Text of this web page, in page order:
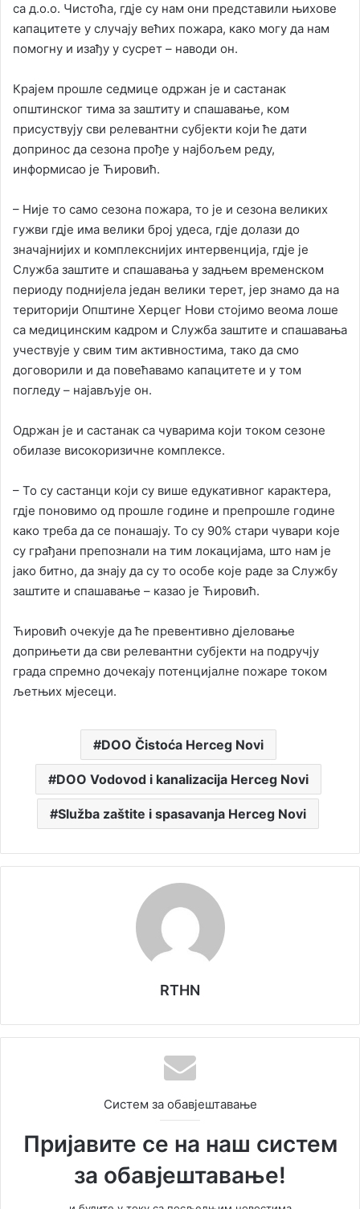
са д.о.о. Чистоћа, гдје су нам они представили њихове
капацитете у случају већих пожара, како могу да нам
помогну и изађу у сусрет – наводи он.
Крајем прошле седмице одржан је и састанак
општинског тима за заштиту и спашавање, ком
присуствују сви релевантни субјекти који ће дати
допринос да сезона прође у најбољем реду,
информисао је Ћировић.
– Није то само сезона пожара, то је и сезона великих
гужви гдје има велики број удеса, гдје долази до
значајнијих и комплекснијих интервенција, гдје је
Служба заштите и спашавања у задњем временском
периоду поднијела један велики терет, јер знамо да на
територији Општине Херцег Нови стојимо веома лоше
са медицинским кадром и Служба заштите и спашавања
учествује у свим тим активностима, тако да смо
договорили и да повећавамо капацитете и у том
погледу – најављује он.
Одржан је и састанак са чуварима који током сезоне
обилазе високоризичне комплексе.
– То су састанци који су више едукативног карактера,
гдје поновимо од прошле године и препрошле године
како треба да се понашају. То су 90% стари чувари које
су грађани препознали на тим локацијама, што нам је
јако битно, да знају да су то особе које раде за Службу
заштите и спашавање – казао је Ћировић.
Ћировић очекује да ће превентивно дјеловање
доприњети да сви релевантни субјекти на подручју
града спремно дочекају потенцијалне пожаре током
љетњих мјесеци.
DOO Čistoća Herceg Novi
DOO Vodovod i kanalizacija Herceg Novi
Služba zaštite i spasavanja Herceg Novi
RTHN
Систем за обавјештавање
Пријавите се на наш систем
за обавјештавање!